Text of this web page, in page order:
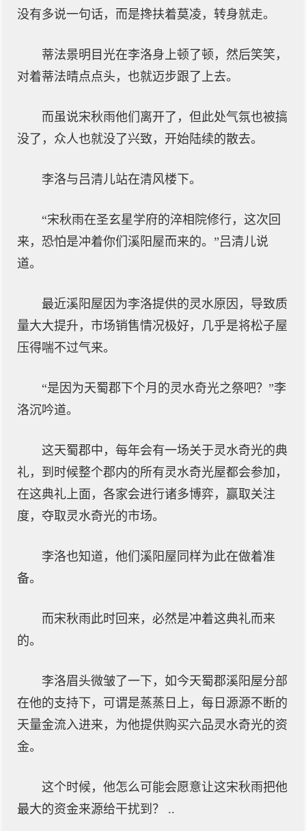
没有多说一句话，而是搀扶着莫凌，转身就走。
蒂法景明目光在李洛身上顿了顿，然后笑笑，
对着蒂法晴点点头，也就迈步跟了上去。
而虽说宋秋雨他们离开了，但此处气氛也被搞
没了，众人也就没了兴致，开始陆续的散去。
李洛与吕清儿站在清风楼下。
“宋秋雨在圣玄星学府的淬相院修行，这次回
来，恐怕是冲着你们溪阳屋而来的。”吕清儿说
道。
最近溪阳屋因为李洛提供的灵水原因，导致质
量大大提升，市场销售情况极好，几乎是将松子屋
压得喘不过气来。
“是因为天蜀郡下个月的灵水奇光之祭吧？”李
洛沉吟道。
这天蜀郡中，每年会有一场关于灵水奇光的典
礼，到时候整个郡内的所有灵水奇光屋都会参加，
在这典礼上面，各家会进行诸多博弈，赢取关注
度，夺取灵水奇光的市场。
李洛也知道，他们溪阳屋同样为此在做着准
备。
而宋秋雨此时回来，必然是冲着这典礼而来
的。
李洛眉头微皱了一下，如今天蜀郡溪阳屋分部
在他的支持下，可谓是蒸蒸日上，每日源源不断的
天量金流入进来，为他提供购买六品灵水奇光的资
金。
这个时候，他怎么可能会愿意让这宋秋雨把他
最大的资金来源给干扰到？ ..